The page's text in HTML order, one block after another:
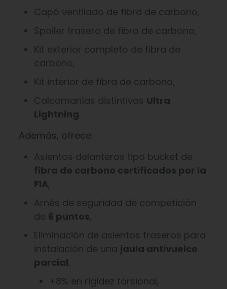
Capó ventilado de fibra de carbono,
Spoiler trasero de fibra de carbono,
Kit exterior completo de fibra de
carbono,
Kit interior de fibra de carbono,
Calcomanías distintivas Ultra
Lightning.
Además, ofrece:
Asientos delanteros tipo bucket de
fibra de carbono certificados por la
FIA,
Arnés de seguridad de competición
de 6 puntos,
Eliminación de asientos traseros para
instalación de una jaula antivuelco
parcial,
+8% en rigidez torsional,